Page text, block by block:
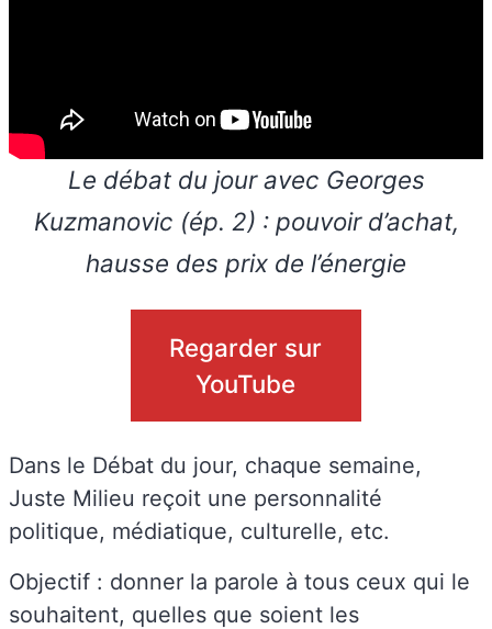
Le débat du jour avec Georges
Kuzmanovic (ép. 2) : pouvoir d’achat,
hausse des prix de l’énergie
Regarder sur
YouTube
Dans le Débat du jour, chaque semaine,
Juste Milieu reçoit une personnalité
politique, médiatique, culturelle, etc.
Objectif : donner la parole à tous ceux qui le
souhaitent, quelles que soient les